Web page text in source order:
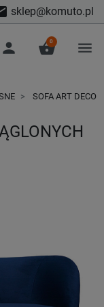
sklep@komuto.pl
person shopping_basket
0 menu
SOFA ART DECO